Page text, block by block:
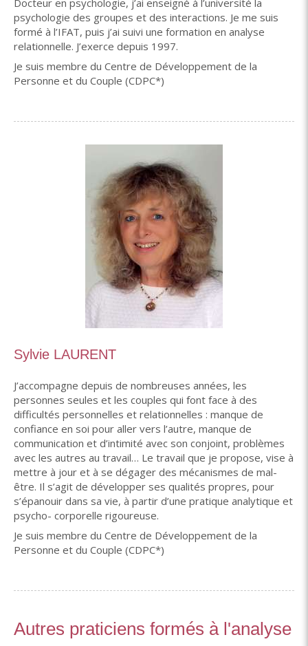
psychologie des groupes et des interactions. Je me suis
formé à l’IFAT, puis j’ai suivi une formation en analyse
relationnelle. J’exerce depuis 1997.
Je suis membre du Centre de Développement de la
Personne et du Couple (CDPC*)
Sylvie LAURENT
J’accompagne depuis de nombreuses années, les
personnes seules et les couples qui font face à des
difficultés personnelles et relationnelles : manque de
confiance en soi pour aller vers l’autre, manque de
communication et d’intimité avec son conjoint, problèmes
avec les autres au travail… Le travail que je propose, vise à
mettre à jour et à se dégager des mécanismes de mal-
être. Il s’agit de développer ses qualités propres, pour
s’épanouir dans sa vie, à partir d’une pratique analytique et
psycho- corporelle rigoureuse.
Je suis membre du Centre de Développement de la
Personne et du Couple (CDPC*)
Autres praticiens formés à l'analyse